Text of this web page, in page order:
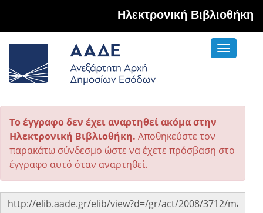
Hλεκτρονική Βιβλιοθήκη
Toggle
Το έγγραφο δεν έχει αναρτηθεί ακόμα στην
Ηλεκτρονική Βιβλιοθήκη. Αποθηκεύστε τον
παρακάτω σύνδεσμο ώστε να έχετε πρόσβαση στο
έγγραφο αυτό όταν αναρτηθεί.